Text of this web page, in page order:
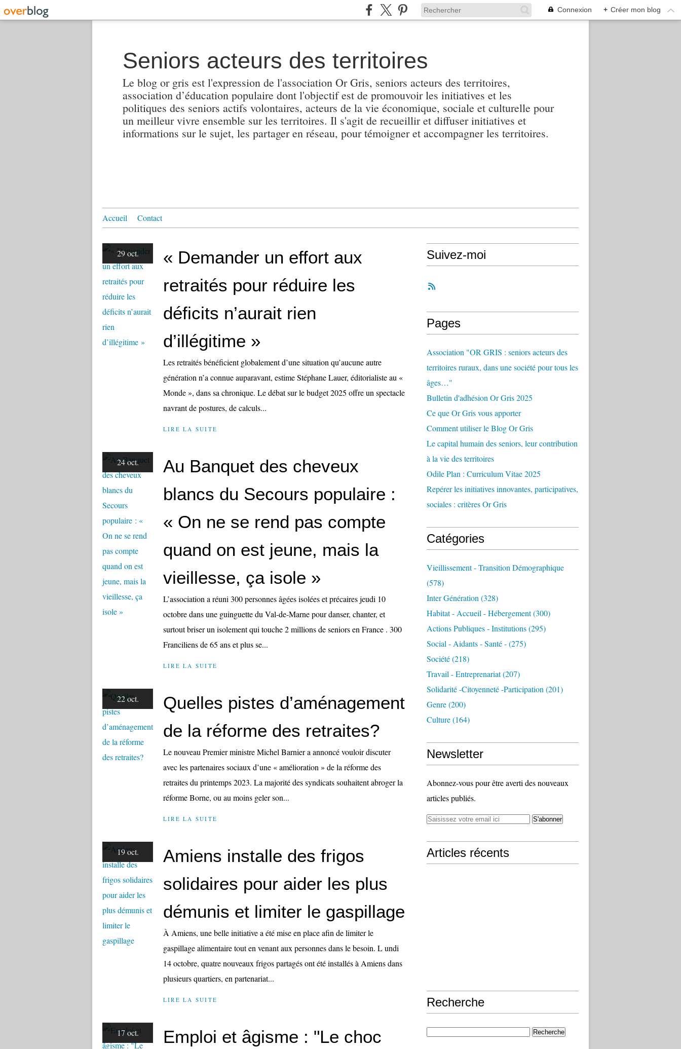
Connexion + Créer mon blog
Seniors acteurs des territoires
Le blog or gris est l'expression de l'association Or Gris, seniors acteurs des territoires,
association d’éducation populaire dont l'objectif est de promouvoir les initiatives et les
politiques des seniors actifs volontaires, acteurs de la vie économique, sociale et culturelle pour
un meilleur vivre ensemble sur les territoires. Il s'agit de recueillir et diffuser initiatives et
informations sur le sujet, les partager en réseau, pour témoigner et accompagner les territoires.
Accueil Contact
29 oct.
« Demander un effort aux
retraités pour réduire les
déficits n’aurait rien
d’illégitime »
Les retraités bénéficient globalement d’une situation qu’aucune autre
génération n’a connue auparavant, estime Stéphane Lauer, éditorialiste au «
Monde », dans sa chronique. Le débat sur le budget 2025 offre un spectacle
navrant de postures, de calculs...
LIRE LA SUITE
24 oct.
Au Banquet des cheveux
blancs du Secours populaire :
« On ne se rend pas compte
quand on est jeune, mais la
vieillesse, ça isole »
L’association a réuni 300 personnes âgées isolées et précaires jeudi 10
octobre dans une guinguette du Val-de-Marne pour danser, chanter, et
surtout briser un isolement qui touche 2 millions de seniors en France . 300
Franciliens de 65 ans et plus se...
LIRE LA SUITE
22 oct.
Quelles pistes d’aménagement
de la réforme des retraites?
Le nouveau Premier ministre Michel Barnier a annoncé vouloir discuter
avec les partenaires sociaux d’une « amélioration » de la réforme des
retraites du printemps 2023. La majorité des syndicats souhaitent abroger la
réforme Borne, ou au moins geler son...
LIRE LA SUITE
19 oct.
Amiens installe des frigos
solidaires pour aider les plus
démunis et limiter le gaspillage
À Amiens, une belle initiative a été mise en place afin de limiter le
gaspillage alimentaire tout en venant aux personnes dans le besoin. L undi
14 octobre, quatre nouveaux frigos partagés ont été installés à Amiens dans
plusieurs quartiers, en partenariat...
LIRE LA SUITE
17 oct.
Emploi et âgisme : "Le choc
Suivez-moi
Pages
Association "OR GRIS : seniors acteurs des
territoires ruraux, dans une société pour tous les
âges…"
Bulletin d'adhésion Or Gris 2025
Ce que Or Gris vous apporter
Comment utiliser le Blog Or Gris
Le capital humain des seniors, leur contribution
à la vie des territoires
Odile Plan : Curriculum Vitae 2025
Repérer les initiatives innovantes, participatives,
sociales : critères Or Gris
Catégories
Vieillissement - Transition Démographique
(578)
Inter Génération (328)
Habitat - Accueil - Hébergement(300)
Actions Publiques - Institutions(295)
Social - Aidants - Santé -(275)
Société(218)
Travail - Entreprenariat(207)
Solidarité -citoyenneté -participation (201)
Genre(200)
Culture(164)
Newsletter
Abonnez-vous pour être averti des nouveaux
articles publiés.
Articles récents
Recherche